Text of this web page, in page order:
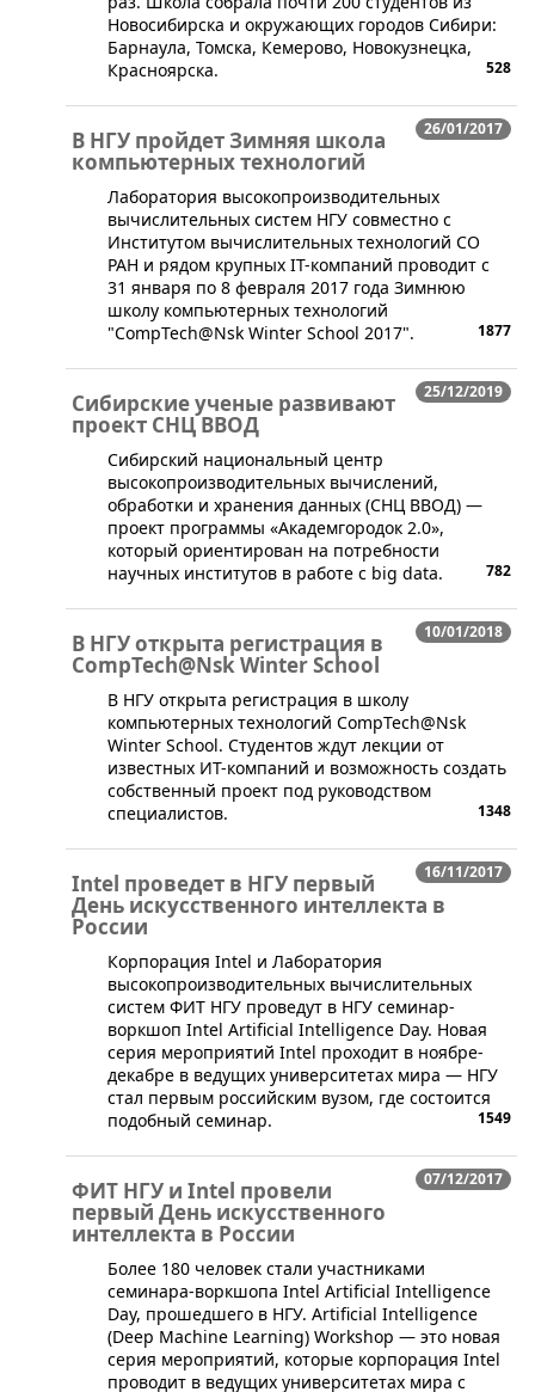
Новосибирска и окружающих городов Сибири:
Барнаула, Томска, Кемерово, Новокузнецка,
Красноярска.
528
26/01/2017
В НГУ пройдет Зимняя школа
компьютерных технологий
Лаборатория высокопроизводительных
вычислительных систем НГУ совместно с
Институтом вычислительных технологий СО
РАН и рядом крупных IT-компаний проводит с
31 января по 8 февраля 2017 года Зимнюю
школу компьютерных технологий
"CompTech@Nsk Winter School 2017".
1877
25/12/2019
Сибирские ученые развивают
проект СНЦ ВВОД
​Сибирский национальный центр
высокопроизводительных вычислений,
обработки и хранения данных (СНЦ ВВОД) —
проект программы «Академгородок 2.0»,
который ориентирован на потребности
научных институтов в работе с big data.
782
10/01/2018
​В НГУ открыта регистрация в
CompTech@Nsk Winter School
​В НГУ открыта регистрация в школу
компьютерных технологий CompTech@Nsk
Winter School. Студентов ждут лекции от
известных ИТ-компаний и возможность создать
собственный проект под руководством
специалистов.
1348
16/11/2017
Intel проведет в НГУ первый
День искусственного интеллекта в
России
​Корпорация Intel и Лаборатория
высокопроизводительных вычислительных
систем ФИТ НГУ проведут в НГУ семинар-
воркшоп Intel Artificial Intelligence Day. Новая
серия мероприятий Intel проходит в ноябре-
декабре в ведущих университетах мира — НГУ
стал первым российским вузом, где состоится
подобный семинар.
1549
07/12/2017
ФИТ НГУ и Intel провели
первый День искусственного
интеллекта в России
​Более 180 человек стали участниками
семинара-воркшопа Intel Artificial Intelligence
Day, прошедшего в НГУ. Artificial Intelligence
(Deep Machine Learning) Workshop — это новая
серия мероприятий, которые корпорация Intel
проводит в ведущих университетах мира с